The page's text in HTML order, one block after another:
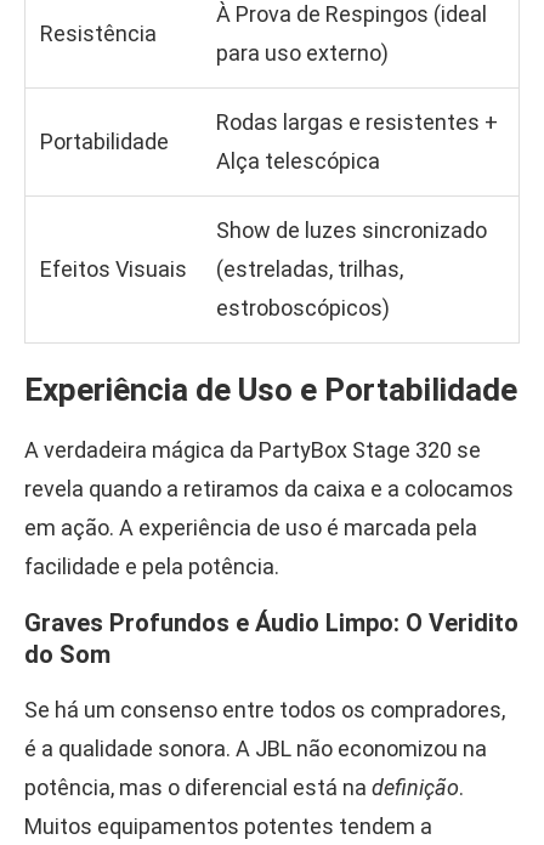
Resistência
À Prova de Respingos (ideal
para uso externo)
Portabilidade
Rodas largas e resistentes +
Alça telescópica
Efeitos Visuais
Show de luzes sincronizado
(estreladas, trilhas,
estroboscópicos)
Experiência de Uso e Portabilidade
A verdadeira mágica da PartyBox Stage 320 se
revela quando a retiramos da caixa e a colocamos
em ação. A experiência de uso é marcada pela
facilidade e pela potência.
Graves Profundos e Áudio Limpo: O Veridito
do Som
Se há um consenso entre todos os compradores,
é a qualidade sonora. A JBL não economizou na
potência, mas o diferencial está na definição.
Muitos equipamentos potentes tendem a